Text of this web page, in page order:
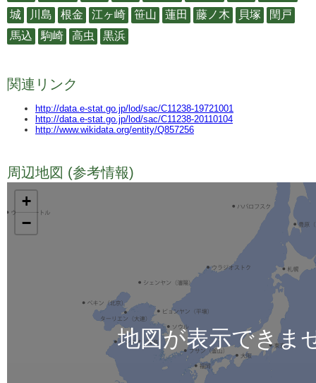
城
川島 根金 江ヶ崎 笹山 蓮田 藤ノ木 貝塚
閏戸
馬込
駒崎 高虫 黒浜
関連リンク
http://data.e-stat.go.jp/lod/sac/C11238-19721001
http://data.e-stat.go.jp/lod/sac/C11238-20110104
http://www.wikidata.org/entity/Q857256
周辺地図 (参考情報)
+
−
地図が表示できま